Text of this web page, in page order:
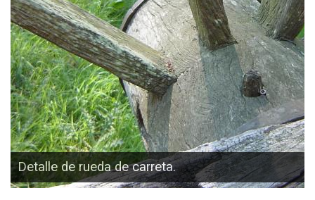
Detalle de rueda de carreta.